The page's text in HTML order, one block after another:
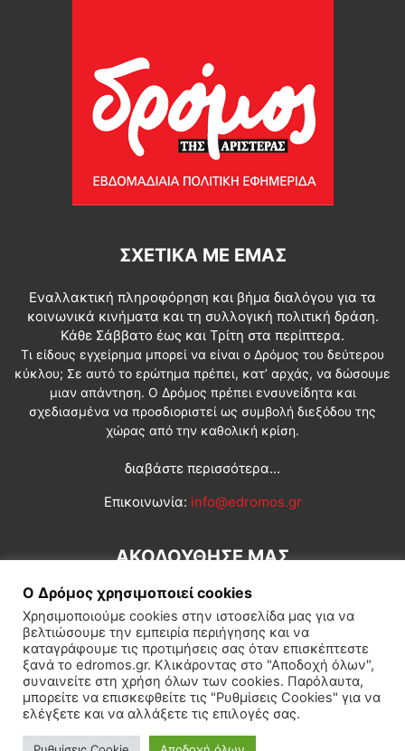
ΣΧΕΤΙΚΆ ΜΕ ΕΜΆΣ
Εναλλακτική πληροφόρηση και βήμα διαλόγου για τα
κοινωνικά κινήματα και τη συλλογική πολιτική δράση.
Κάθε Σάββατο έως και Τρίτη στα περίπτερα.
Τι είδους εγχείρημα μπορεί να είναι ο Δρόμος του δεύτερου
κύκλου; Σε αυτό το ερώτημα πρέπει, κατ’ αρχάς, να δώσουμε
μιαν απάντηση. Ο Δρόμος πρέπει ενσυνείδητα και
σχεδιασμένα να προσδιοριστεί ως συμβολή διεξόδου της
χώρας από την καθολική κρίση.
διαβάστε περισσότερα...
Επικοινωνία: info@edromos.gr
ΑΚΟΛΟΥΘΗΣΕ ΜΑΣ
Εγγραφή συνδρομητή Πολιτική Διεθνή Κοινωνία
Πολιτισμός Αφιερώματα
Ο Δρόμος χρησιμοποιεί cookies
Χρησιμοποιούμε cookies στην ιστοσελίδα μας για να
βελτιώσουμε την εμπειρία περιήγησης και να
καταγράφουμε τις προτιμήσεις σας όταν επισκέπτεστε
ξανά το edromos.gr. Κλικάροντας στο "Αποδοχή όλων",
συναινείτε στη χρήση όλων των cookies. Παρόλαυτα,
μπορείτε να επισκεφθείτε τις "Ρυθμίσεις Cookies" για να
ελέγξετε και να αλλάξετε τις επιλογές σας.